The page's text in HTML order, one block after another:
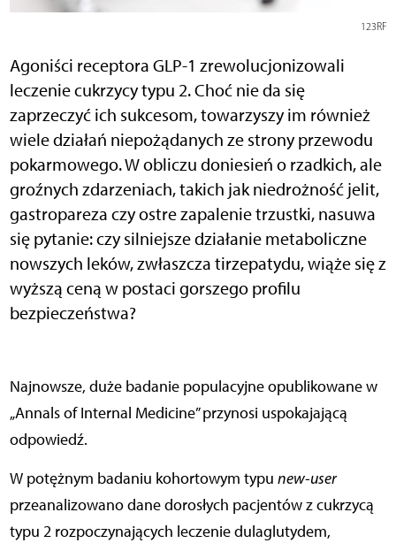
123RF
Agoniści receptora GLP-1 zrewolucjonizowali
leczenie cukrzycy typu 2. Choć nie da się
zaprzeczyć ich sukcesom, towarzyszy im również
wiele działań niepożądanych ze strony przewodu
pokarmowego. W obliczu doniesień o rzadkich, ale
groźnych zdarzeniach, takich jak niedrożność jelit,
gastropareza czy ostre zapalenie trzustki, nasuwa
się pytanie: czy silniejsze działanie metaboliczne
nowszych leków, zwłaszcza tirzepatydu, wiąże się z
wyższą ceną w postaci gorszego profilu
bezpieczeństwa?
Najnowsze, duże badanie populacyjne opublikowane w
„Annals of Internal Medicine” przynosi uspokajającą
odpowiedź.
W potężnym badaniu kohortowym typu new-user
przeanalizowano dane dorosłych pacjentów z cukrzycą
typu 2 rozpoczynających leczenie dulaglutydem,